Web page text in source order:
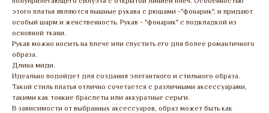
этого платья являются пышные рукава с рюшами -"фонарик", и придают
особый шарм и женственность. Рукав - "фонарик" с подкладкой из
основной ткани.
Рукав можно носить на плече или спустить его для более романтичного
образа.
Длина миди.
Идеально подойдет для создания элегантного и стильного образа.
Такой стиль платья отлично сочетается с различными аксессуарами,
такими как тонкие браслеты или аккуратные серьги.
В зависимости от выбранных аксессуаров, образ может быть как